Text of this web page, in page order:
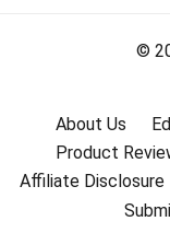
©
About Us
Product
Affiliate Disclosure